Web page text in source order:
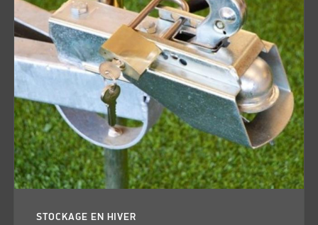
STOCKAGE EN HIVER